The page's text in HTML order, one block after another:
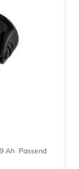
4,4 Nm
Ah Passend